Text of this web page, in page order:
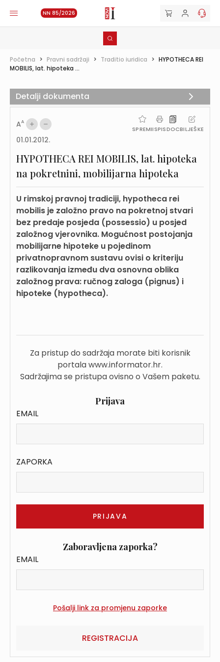
NN 85/2026
Početna > Pravni sadržaji > Traditio iuridica > HYPOTHECA REI
MOBILIS, lat. hipoteka ...
AA
SPREMIISPISDOCBILJEŠKE
01.01.2012.
HYPOTHECA REI MOBILIS, lat. hipoteka
na pokretnini, mobilijarna hipoteka
U rimskoj pravnoj tradiciji, hypotheca rei
mobilis je založno pravo na pokretnoj stvari
bez predaje posjeda (possessio) u posjed
založnog vjerovnika. Mogućnost postojanja
mobilijarne hipoteke u pojedinom
privatnopravnom sustavu ovisi o kriteriju
razlikovanja između dva osnovna oblika
založnog prava: ručnog zaloga (pignus) i
hipoteke (hypotheca).
Za pristup do sadržaja morate biti korisnik
portala www.informator.hr.
Sadržajima se pristupa ovisno o Vašem paketu.
Prijava
EMAIL
ZAPORKA
Zaboravljena zaporka?
EMAIL
REGISTRACIJA
Detalji dokumenta